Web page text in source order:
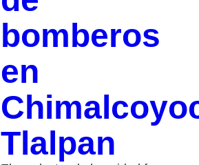
bomberos
en
Tlalpan